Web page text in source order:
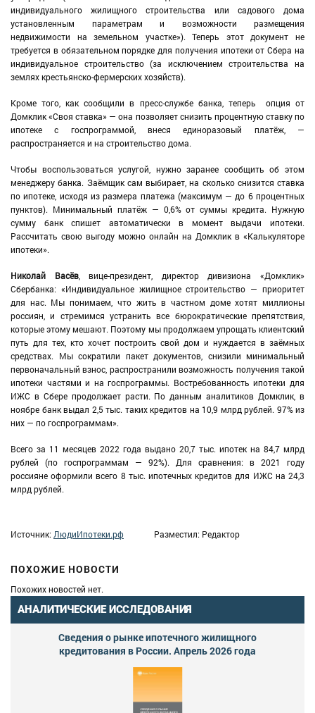
индивидуального жилищного строительства или садового дома
установленным параметрам и возможности размещения
недвижимости на земельном участке»). Теперь этот документ не
требуется в обязательном порядке для получения ипотеки от Сбера на
индивидуальное строительство (за исключением строительства на
землях крестьянско-фермерских хозяйств).
Кроме того, как сообщили в пресс-службе банка, теперь опция от
Домклик «Своя ставка» — она позволяет снизить процентную ставку по
ипотеке с госпрограммой, внеся единоразовый платёж, —
распространяется и на строительство дома.
Чтобы воспользоваться услугой, нужно заранее сообщить об этом
менеджеру банка. Заёмщик сам выбирает, на сколько снизится ставка
по ипотеке, исходя из размера платежа (максимум — до 6 процентных
пунктов). Минимальный платёж — 0,6% от суммы кредита. Нужную
сумму банк спишет автоматически в момент выдачи ипотеки.
Рассчитать свою выгоду можно онлайн на Домклик в «Калькуляторе
ипотеки».
Николай Васёв, вице-президент, директор дивизиона «Домклик»
Сбербанка: «Индивидуальное жилищное строительство — приоритет
для нас. Мы понимаем, что жить в частном доме хотят миллионы
россиян, и стремимся устранить все бюрократические препятствия,
которые этому мешают. Поэтому мы продолжаем упрощать клиентский
путь для тех, кто хочет построить свой дом и нуждается в заёмных
средствах. Мы сократили пакет документов, снизили минимальный
первоначальный взнос, распространили возможность получения такой
ипотеки частями и на госпрограммы. Востребованность ипотеки для
ИЖС в Сбере продолжает расти. По данным аналитиков Домклик, в
ноябре банк выдал 2,5 тыс. таких кредитов на 10,9 млрд рублей. 97% из
них — по госпрограммам».
Всего за 11 месяцев 2022 года выдано 20,7 тыс. ипотек на 84,7 млрд
рублей (по госпрограммам — 92%). Для сравнения: в 2021 году
россияне оформили всего 8 тыс. ипотечных кредитов для ИЖС на 24,3
млрд рублей.
Источник: ЛюдиИпотеки.рф Разместил: Редактор
ПОХОЖИЕ НОВОСТИ
Похожих новостей нет.
АНАЛИТИЧЕСКИЕ ИССЛЕДОВАНИЯ
Сведения о рынке ипотечного жилищного
кредитования в России. Апрель 2026 года